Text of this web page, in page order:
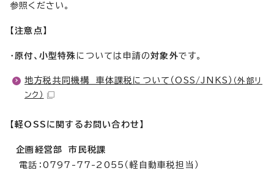
参照ください。
【注意点】
・ 原付、小型特殊 については申請の対象外です。
地方税共同機構 車体課税について（OSS/JNKS） （外部リ
ンク）
【軽OSSに関するお問い合わせ】
企画経営部 市民税課
電話：0797-77-2055（軽自動車税担当）